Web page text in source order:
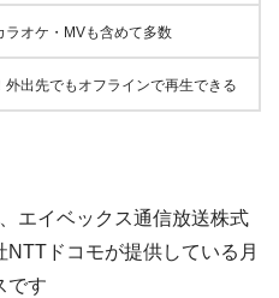
ラオケ・MVも含めて多数
外出先でもオフラインで再生できる
エイベックス通信放送株式
ドコモが提供している月
です